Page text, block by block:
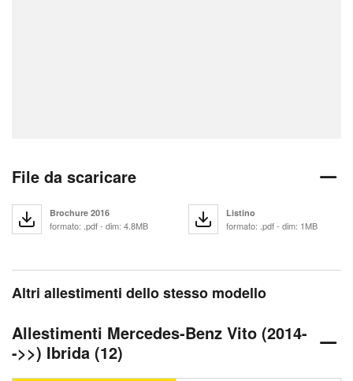
File da scaricare
Brochure 2016
formato: .pdf - dim: 4.8MB
Listino
formato: .pdf - dim: 1MB
Altri allestimenti dello stesso modello
Allestimenti Mercedes-Benz Vito (2014-
->>) Ibrida (12)